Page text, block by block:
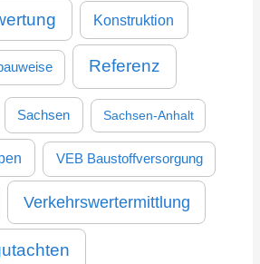
Konstruktion
Referenz
Sachsen Sachsen-Anhalt
VEB Baustoffversorgung
Verkehrswertermittlung